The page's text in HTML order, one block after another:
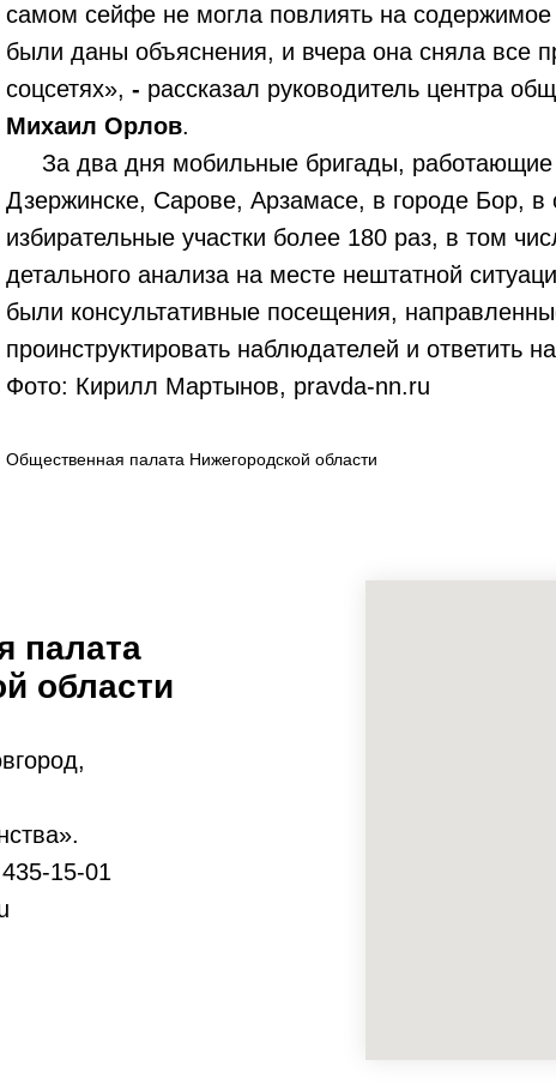
самом сейфе не могла повлиять на
были даны объяснения, и вчера она сняла все
соцсетях», - рассказал руководитель центра
Михаил Орлов.
За два дня мобильные бригады, работающие
Дзержинске, Сарове, Арзамасе, в городе Бор,
избирательные участки более 180 раз, в том
детального анализа на месте нештатной
были консультативные посещения,
проинструктировать наблюдателей и ответить
Фото: Кирилл Мартынов, pravda-nn.ru
Общественная палата Нижегородской области
палата
области
15-01